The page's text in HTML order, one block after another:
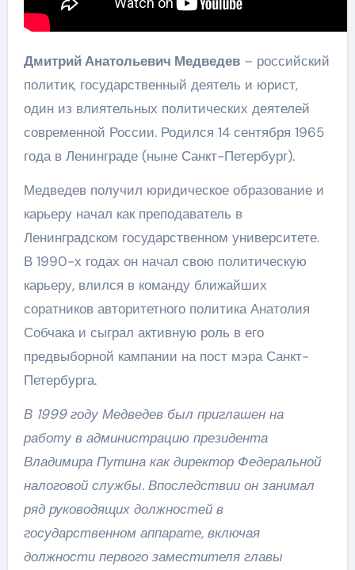
Дмитрий Анатольевич Медведев– российский
политик, государственный деятель и юрист,
один из влиятельных политических деятелей
современной России. Родился 14 сентября 1965
года в Ленинграде (ныне Санкт-Петербург).
Медведев получил юридическое образование и
карьеру начал как преподаватель в
Ленинградском государственном университете.
В 1990-х годах он начал свою политическую
карьеру, влился в команду ближайших
соратников авторитетного политика Анатолия
Собчака и сыграл активную роль в его
предвыборной кампании на пост мэра Санкт-
Петербурга.
В 1999 году Медведев был приглашен на
работу в администрацию президента
Владимира Путина как директор Федеральной
налоговой службы. Впоследствии он занимал
ряд руководящих должностей в
государственном аппарате, включая
должности первого заместителя главы